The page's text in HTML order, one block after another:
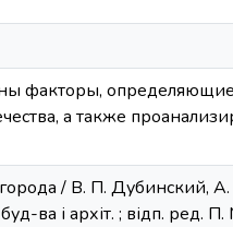
факторы,
а также
/ В. П. Дубинский,
ва і архіт. ; відп. ред. П.